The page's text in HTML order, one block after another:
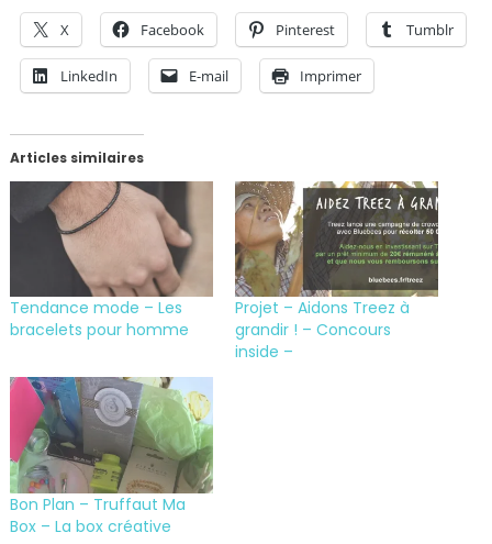
X Facebook Pinterest Tumblr
LinkedIn E-mail Imprimer
Articles similaires
Tendance mode – Les
bracelets pour homme
Projet – Aidons Treez à
grandir ! – Concours
inside –
Bon Plan – Truffaut Ma
Box – La box créative